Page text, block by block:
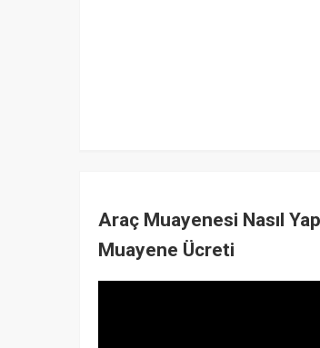
Araç Muayenesi Nasıl
Muayene Ücreti